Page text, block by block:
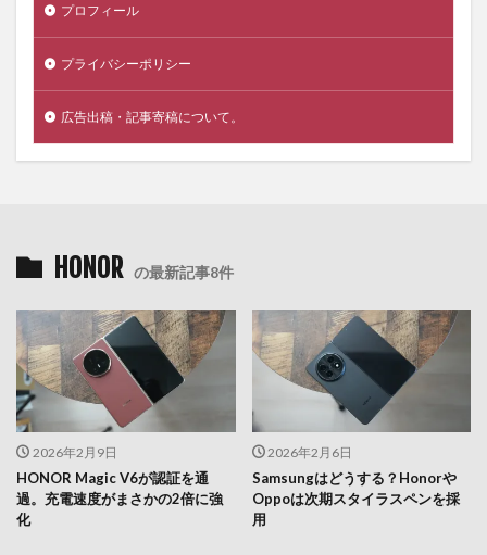
プロフィール
プライバシーポリシー
広告出稿・記事寄稿について。
HONOR の最新記事8件
2026年2月9日
HONOR Magic V6が認証を通
過。充電速度がまさかの2倍に強
化
2026年2月6日
Samsungはどうする？Honorや
Oppoは次期スタイラスペンを採
用